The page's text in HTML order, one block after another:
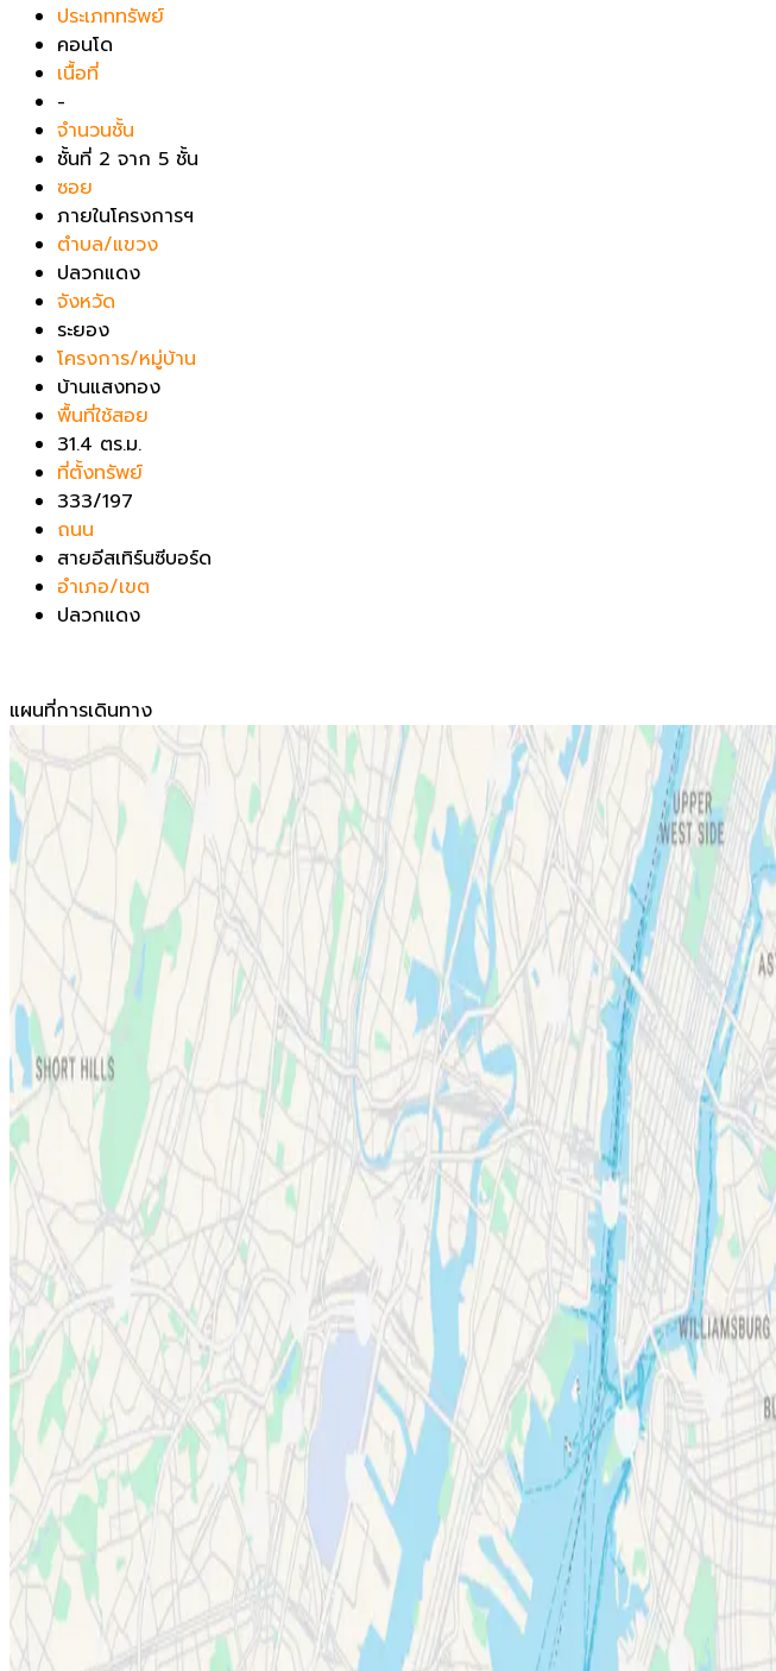
ประเภททรัพย์
คอนโด
เนื้อที่
-
จำนวนชั้น
ชั้นที่ 2 จาก 5 ชั้น
ซอย
ภายในโครงการฯ
ตำบล/แขวง
ปลวกแดง
จังหวัด
ระยอง
โครงการ/หมู่บ้าน
บ้านแสงทอง
พื้นที่ใช้สอย
31.4 ตร.ม.
ที่ตั้งทรัพย์
333/197
ถนน
สายอีสเทิร์นซีบอร์ด
อำเภอ/เขต
ปลวกแดง
แผนที่การเดินทาง